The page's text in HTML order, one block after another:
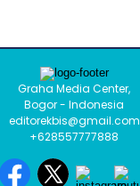
Graha Media Center,
Bogor - Indonesia
editorekbis@gmail.com
+628557777888